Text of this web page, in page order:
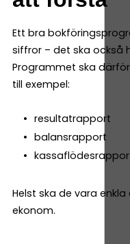
Ett bra
siffror – det ska också
Programmet ska
till exempel:
resultatrapport
balansrapport
Helst ska de vara
ekonom.